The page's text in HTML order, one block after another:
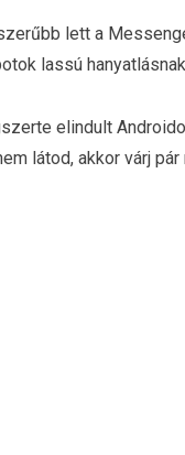
lett a
lassú
elindult
látod, akkor várj